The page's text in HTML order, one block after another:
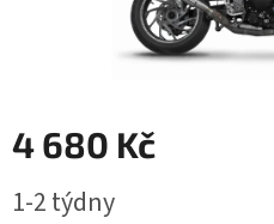
4 680 Kč
cena:
1-2 týdny